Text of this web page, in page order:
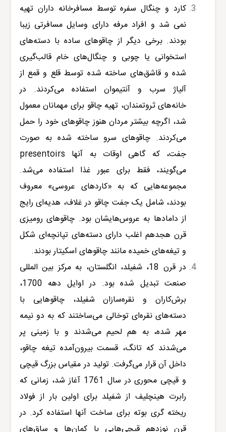
کارد و چنگال سفره توسط مسافرخانه داران تهیه
نمی شد و افراد مرفه دارای وسایل مسافرتی زیبا
بودند. برخی دیگر از چاقوهای ساده با دسته‌های
استخوانی یا چوبی و چنگال‌های خام قالب‌گیری
شده و قاشق‌های ساخته شده توسط قلع و قمع از
آلیاژ سرب و آنتیموان استفاده می‌کردند. در
خانه‌های ثروتمندان، تهیه چاقو برای مهمانان معمول
شد، اگرچه بیشتر مردان هنوز چاقوهای خود را حمل
می‌کردند. چاقوهای سرو ساخته شده به صورت
جفت، که گاهی اوقات به آنها presentoirs
می‌گویند، فقط برای عبور غذا استفاده می‌شد.
مجموعه‌هایی که به «کاردهای عروسی» معروف
بودند، شامل یک جفت چاقو در غلاف، هدیه‌ای رایج
از دامادها به عروس‌هایشان بود. چاقوهای رومیزی
قرن هجدهم اغلب دارای دسته‌های تپانچه‌ای شکل
و تیغه‌های خمیده مانند چاقوهای اسکیتار بودند.
در قرن 18، شفیلد، انگلستان، به مرکز بین المللی
صنعت تبدیل شده بود. در اوایل دهه 1700،
برش‌کاران و نقره‌سازان شفیلد، چاقوهایی با
دسته‌های نقره‌ای توخالی می‌ساختند که به دو نیمه
مهر شده، به هم لحیم می‌شدند و با زمینی پر
می‌شدند که تانگ، قسمت بیرون‌آمده تیغه چاقو،
داخل آن قرار می‌گرفت. تولید در مقیاس بزرگ قیچی
و قیچی محوری در سال 1761 آغاز شد، زمانی که
رابرت هینچلیف از شفیلد برای اولین بار از فولاد
ریخته گری بوته برای ساخت آنها استفاده کرد. در